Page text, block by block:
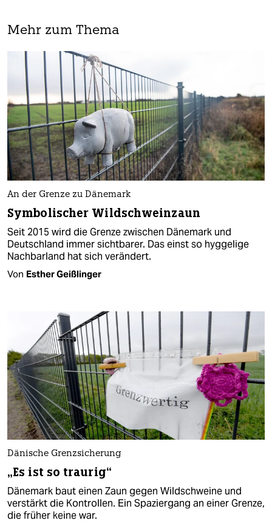
Mehr zum Thema
An der Grenze zu Dänemark
Symbolischer Wildschweinzaun
Seit 2015 wird die Grenze zwischen Dänemark und
Deutschland immer sichtbarer. Das einst so hyggelige
Nachbarland hat sich verändert.
Von Esther Geißlinger
Dänische Grenzsicherung
„Es ist so traurig“
Dänemark baut einen Zaun gegen Wildschweine und
verstärkt die Kontrollen. Ein Spaziergang an einer Grenze,
die früher keine war.